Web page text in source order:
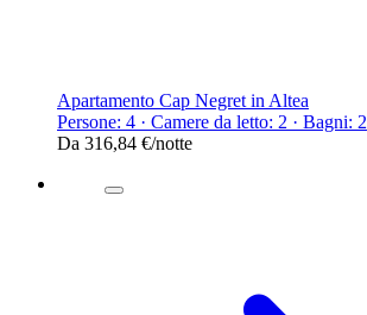
Apartamento Cap Negret in Altea
Persone: 4 · Camere da letto: 2 · Bagni: 2
Da 316,84 €/notte